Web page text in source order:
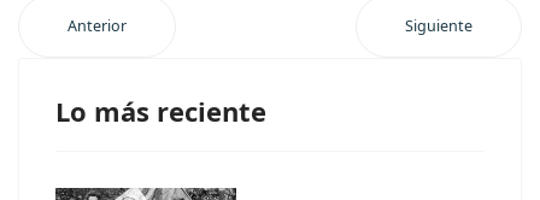
Anterior Siguiente
Lo más reciente